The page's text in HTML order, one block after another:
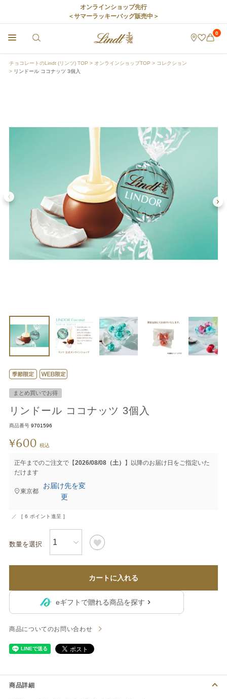
オンラインショップ先行
＜サマーラッキーバッグ販売中＞
0
チョコレートのLindt (リンツ) TOP オンラインショップTOP
コレクション
リンドール ココナッツ 3個入
まとめ買いでお得
リンドール ココナッツ 3個入
商品番号 9701596
¥600 税込
正午までのご注文で【2026/08/08（土）
】以降のお届け日をご指定いた
だけます
東京都
お届け先を変
更
[ 6 ポイント進呈 ]
カートに入れる
eギフトで贈れる商品を探す
商品についてのお問い合わせ
商品詳細